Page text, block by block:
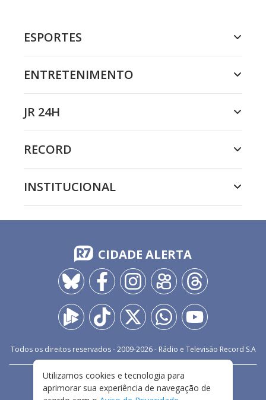
ESPORTES
ENTRETENIMENTO
JR 24H
RECORD
INSTITUCIONAL
CIDADE ALERTA
Todos os direitos reservados - 2009-2026- Rádio e Televisão Record S.A
FALE CONOSCO
PRIVACIDADE
TERMOS E CONDIÇÕES DE USO
Utilizamos cookies e tecnologia para
aprimorar sua experiência de navegação de